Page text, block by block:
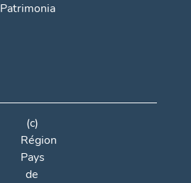
Patrimonia
(c)
Région
Pays
de